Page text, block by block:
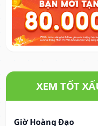
XEM TỐT
Giờ Hoàng Đạo